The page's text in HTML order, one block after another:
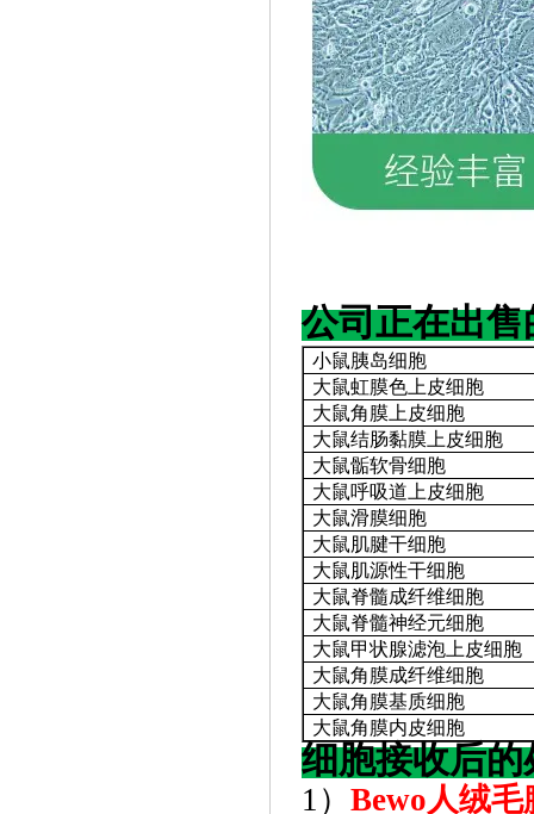
公司正在出
小鼠胰岛细胞
大鼠虹膜色上皮细胞
大鼠角膜上皮细胞
大鼠结肠黏膜上皮细胞
大鼠骺软骨细胞
大鼠呼吸道上皮细胞
大鼠滑膜细胞
大鼠肌腱干细胞
大鼠肌源性干细胞
大鼠脊髓成纤维细胞
大鼠脊髓神经元细胞
大鼠甲状腺滤泡上皮细胞
大鼠角膜成纤维细胞
大鼠角膜基质细胞
大鼠角膜内皮细胞
细胞接收后的
1） Bewo人绒